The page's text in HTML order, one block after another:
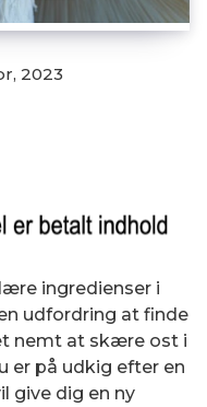
2023
ingredienser i
udfordring at finde
nemt at skære ost i
er på udkig efter en
give dig en ny